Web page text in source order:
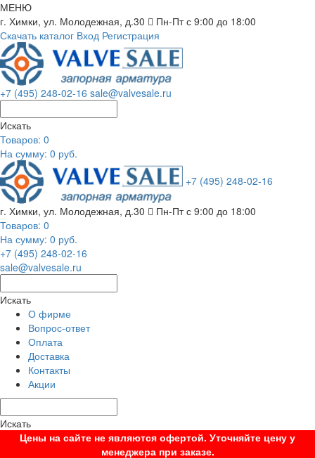
МЕНЮ
г. Химки, ул. Молодежная, д.30
Пн-Пт с 9:00 до 18:00
Скачать каталог Вход Регистрация
+7 (495) 248-02-16 sale@valvesale.ru
Искать
Товаров: 0
На сумму: 0 руб.
+7 (495) 248-02-16
г. Химки, ул. Молодежная, д.30
Пн-Пт с 9:00 до 18:00
Товаров: 0
На сумму: 0 руб.
+7 (495) 248-02-16
sale@valvesale.ru
Искать
О фирме
Вопрос-ответ
Оплата
Доставка
Контакты
Акции
Искать
Цены на сайте не являются офертой. Уточняйте цену у
менеджера при заказе.